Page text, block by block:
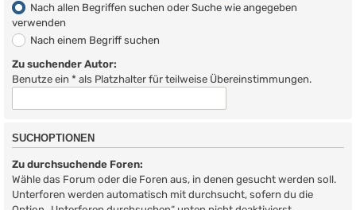
Nach allen Begriffen suchen oder Suche wie angegeben
verwenden
Nach einem Begriff suchen
Zu suchender Autor:
Benutze ein * als Platzhalter für teilweise Übereinstimmungen.
SUCHOPTIONEN
Zu durchsuchende Foren:
Wähle das Forum oder die Foren aus, in denen gesucht werden soll.
Unterforen werden automatisch mit durchsucht, sofern du die